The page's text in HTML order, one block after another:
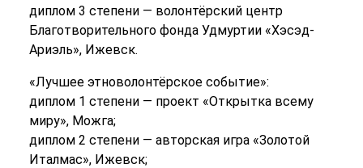
диплом 3 степени — волонтёрский центр
Благотворительного фонда Удмуртии «Хэсэд-
Ариэль», Ижевск.
«Лучшее этноволонтёрское событие»:
диплом 1 степени — проект «Открытка всему
миру», Можга;
диплом 2 степени — авторская игра «Золотой
Италмас», Ижевск;